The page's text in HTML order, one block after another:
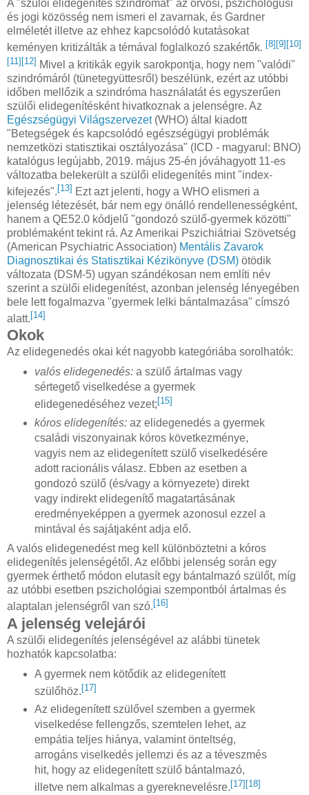
A "szülői elidegenítés szindrómát" az orvosi, pszichológusi
és jogi közösség nem ismeri el zavarnak, és Gardner
elméletét illetve az ehhez kapcsolódó kutatásokat
keményen kritizálták a témával foglalkozó szakértők. [8] [9] [10]
[11][12] Mivel a kritikák egyik sarokpontja, hogy nem "valódi"
szindrómáról (tünetegyüttesről) beszélünk, ezért az utóbbi
időben mellőzik a szindróma használatát és egyszerűen
szülői elidegenítésként hivatkoznak a jelenségre. Az
Egészségügyi Világszervezet(WHO) által kiadott
"Betegségek és kapcsolódó egészségügyi problémák
nemzetközi statisztikai osztályozása" (ICD - magyarul: BNO)
katalógus legújabb, 2019. május 25-én jóváhagyott 11-es
változatba belekerült a szülői elidegenítés mint "index-
kifejezés". [13] Ezt azt jelenti, hogy a WHO elismeri a
jelenség létezését, bár nem egy önálló rendellenességként,
hanem a QE52.0 kódjelű "gondozó szülő-gyermek közötti"
problémaként tekint rá. Az Amerikai Pszichiátriai Szövetség
(American Psychiatric Association) Mentális Zavarok
Diagnosztikai és Statisztikai Kézikönyve (DSM) ötödik
változata (DSM-5) ugyan szándékosan nem említi név
szerint a szülői elidegenítést, azonban jelenség lényegében
bele lett fogalmazva "gyermek lelki bántalmazása" címszó
alatt. [14]
Okok
Az elidegenedés okai két nagyobb kategóriába sorolhatók:
valós elidegenedés:a szülő ártalmas vagy
sértegető viselkedése a gyermek
elidegenedéséhez vezet; [15]
kóros elidegenítés:az elidegenedés a gyermek
családi viszonyainak kóros következménye,
vagyis nem az elidegenített szülő viselkedésére
adott racionális válasz. Ebben az esetben a
gondozó szülő (és/vagy a környezete) direkt
vagy indirekt elidegenítő magatartásának
eredményeképpen a gyermek azonosul ezzel a
mintával és sajátjaként adja elő.
A valós elidegenedést meg kell különböztetni a kóros
elidegenítés jelenségétől. Az előbbi jelenség során egy
gyermek érthető módon elutasít egy bántalmazó szülőt, míg
az utóbbi esetben pszichológiai szempontból ártalmas és
alaptalan jelenségről van szó. [16]
A jelenség velejárói
A szülői elidegenítés jelenségével az alábbi tünetek
hozhatók kapcsolatba:
A gyermek nem kötődik az elidegenített
szülőhöz.[17]
Az elidegenített szülővel szemben a gyermek
viselkedése fellengzős, szemtelen lehet, az
empátia teljes hiánya, valamint önteltség,
arrogáns viselkedés jellemzi és az a téveszmés
hit, hogy az elidegenített szülő bántalmazó,
illetve nem alkalmas a gyereknevelésre. [17] [18]